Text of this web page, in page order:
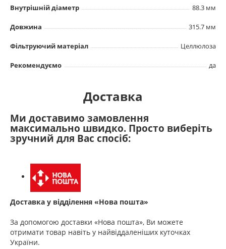
Внутрішній діаметр 88.3 мм
Довжина 315.7 мм
Фільтруючий матеріал Целлюлоза
Рекомендуємо да
Доставка
Ми доставимо замовлення
максимально швидко. Просто виберіть
зручний для Вас спосіб:
Доставка у відділення «Нова пошта»
За допомогою доставки «Нова пошта», Ви можете
отримати товар навіть у найвіддаленіших куточках
України.